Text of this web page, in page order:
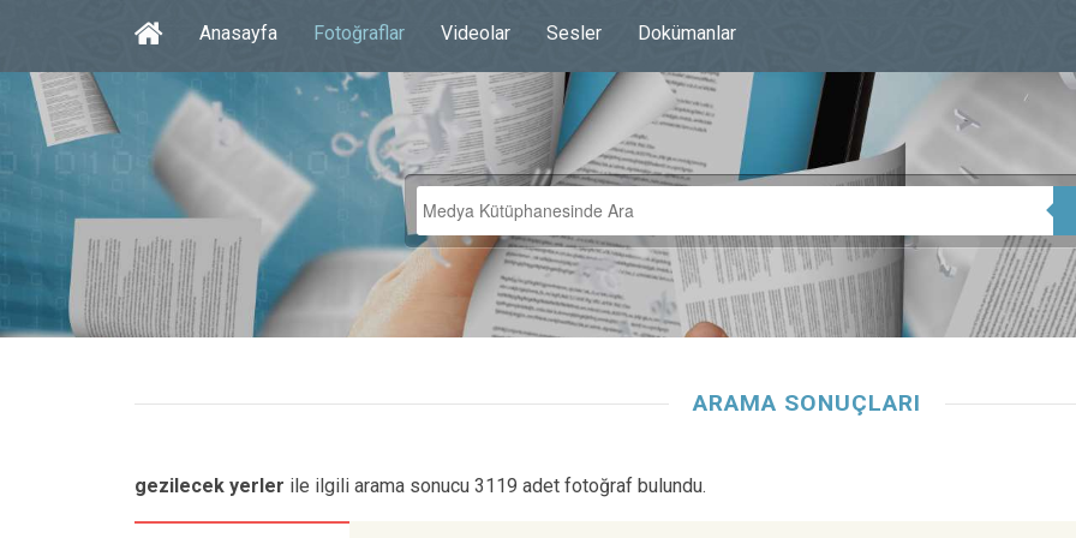
Anasayfa Fotoğraflar Videolar Sesler Dokümanlar
ARAMA SONUÇLARI
gezilecek yerler ile ilgili arama sonucu 3119 adet fotoğraf bulundu.